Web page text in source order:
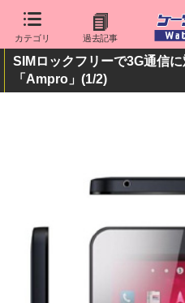
カテゴリ 過去記事
SIMロックフリーで3G通信
「Ampro」 (1/2)